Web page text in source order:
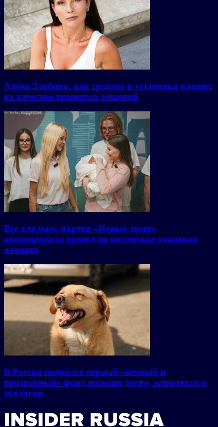
Алёна Злобина: как травмы и установки влияют
на качество принятых решений
Все для мам: партия «Новые люди»
анонсировала проект по поддержке одиноких
женщин
В России появился первый «вечный и
прозрачный» фонд помощи детям, животным и
экологии